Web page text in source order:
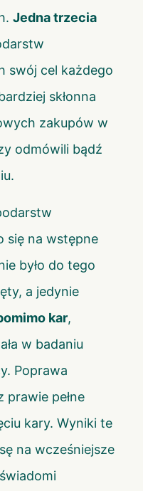
Jedna trzecia
swój cel każdego
skłonna
zakupów w
odmówili bądź
się na wstępne
było do tego
a jedynie
kar,
w badaniu
Poprawa
prawie pełne
kary. Wyniki te
na wcześniejsze